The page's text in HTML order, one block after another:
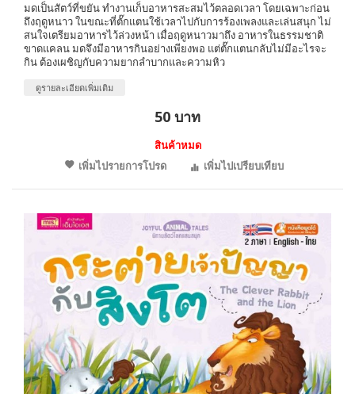
มดเป็นสัตว์ที่ขยัน ทำงานเก็บอาหารสะสมไว้ตลอดเวลา โดยเฉพาะก่อน
ถึงฤดูหนาว ในขณะที่ตั๊กแตนใช้เวลาไปกับการร้องเพลงและเล่นสนุก ไม่
สนใจเตรียมอาหารไว้ล่วงหน้า เมื่อฤดูหนาวมาถึง อาหารในธรรมชาติ
ขาดแคลน มดจึงมีอาหารกินอย่างเพียงพอ แต่ตั๊กแตนกลับไม่มีอะไรจะ
กิน ต้องเผชิญกับความยากลำบากและความหิว
ดูรายละเอียดเพิ่มเติม
50 บาท
สินค้าหมด
เพิ่มไปรายการโปรด
เพิ่มไปเปรียบเทียบ